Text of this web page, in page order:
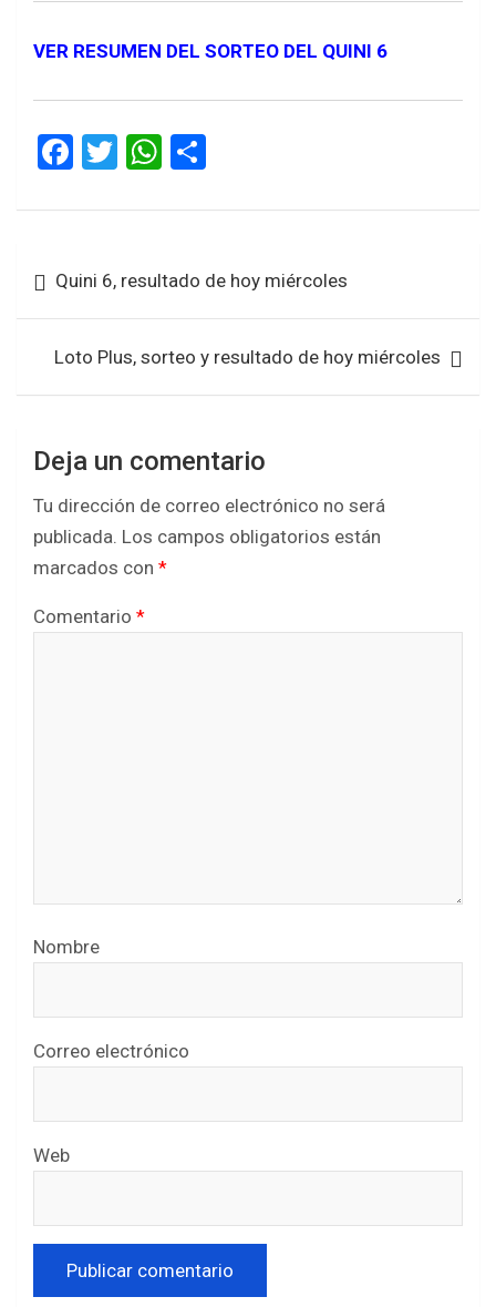
VER RESUMEN DEL SORTEO DEL QUINI 6
F
ce
o
o
k
T
tt
W
at
A
p
p
ar
de
entradas
Quini 6, resultado de hoy miércoles
Loto Plus, sorteo y resultado de hoy miércoles
Deja un comentario
Tu dirección de correo electrónico no será
publicada. Los campos obligatorios están
marcados con *
Comentario *
Nombre
Correo electrónico
Web